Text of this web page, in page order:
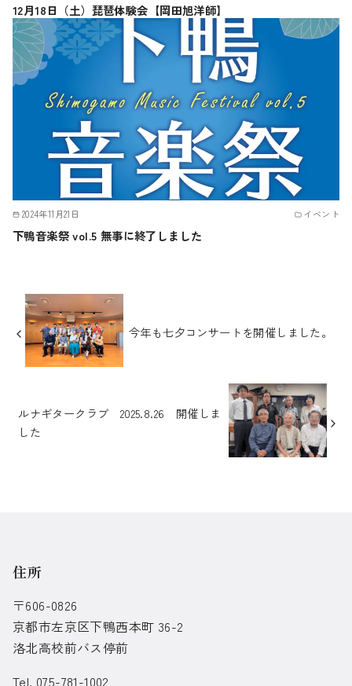
12月18日（土）琵琶体験会【岡田旭洋師】
2024年11月21日 イベント
下鴨音楽祭 vol.5 無事に終了しました
今年も七夕コンサートを開催しました。
ルナギタークラブ 2025.8.26 開催しま
した
住所
〒606-0826
京都市左京区下鴨西本町 36-2
洛北高校前バス停前
Tel. 075-781-1002